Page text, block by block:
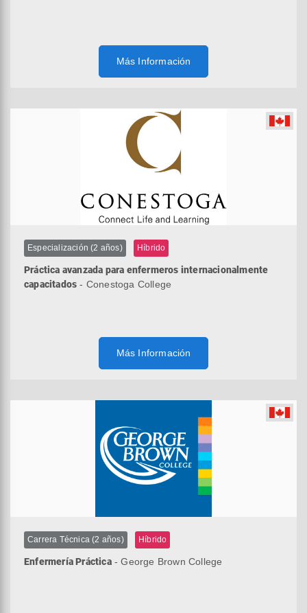
Más Información
Especialización (2 años) Híbrido
Práctica avanzada para enfermeros internacionalmente
capacitados - Conestoga College
Más Información
Carrera Técnica (2 años) Híbrido
Enfermería Práctica- George Brown College